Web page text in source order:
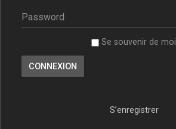
Se souvenir de moi
S’enregistrer